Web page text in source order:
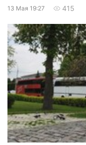
13 Мая 19:27 415